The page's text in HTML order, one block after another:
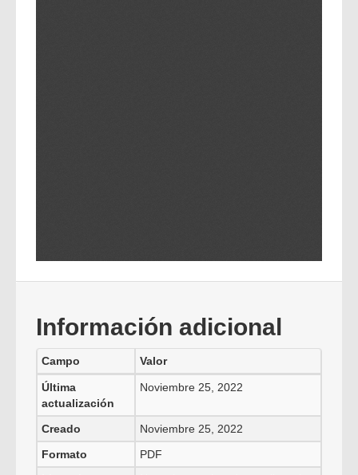
Información adicional
Campo Valor
Última
actualización
Noviembre 25, 2022
Creado
Noviembre 25, 2022
Formato
PDF